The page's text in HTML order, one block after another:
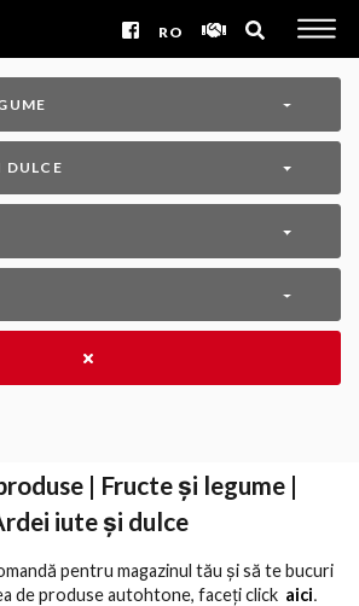
RO
DULCE
| Fructe și legume |
iute și dulce
pentru magazinul tău și să te bucuri
de produse autohtone, faceți click aici․